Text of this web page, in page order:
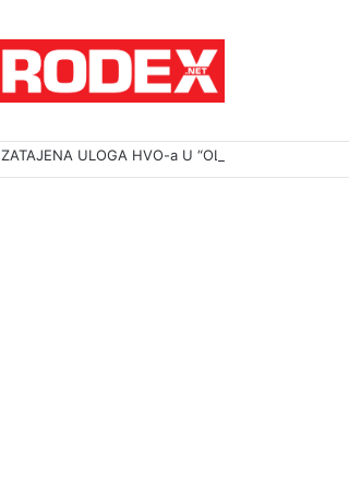
ZATAJENA ULOGA HVO-a U “OLUJI”